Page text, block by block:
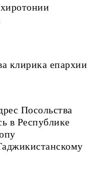
клирика епархии
Посольства
в Республике